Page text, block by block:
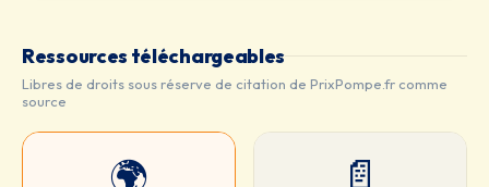
Ressources téléchargeables
Libres de droits sous réserve de citation de PrixPompe.fr comme
source
🌍 📄